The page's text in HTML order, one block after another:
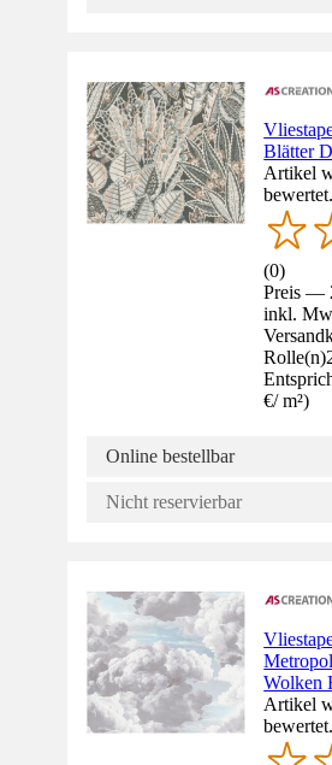
Blätter
Artikel
bewertet.
(0)
Preis —
inkl.
Rolle(n)
€/ m²)
Online bestellbar
Nicht reservierbar
Wolken
Artikel
bewertet.